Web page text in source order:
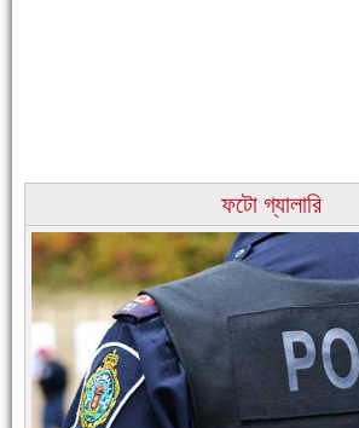
ফটো গ্যালারি
চাঁদপুরের মানুষ তাদের পুরোটা দিয়ে আমাকে আপন করে নিয়েছে